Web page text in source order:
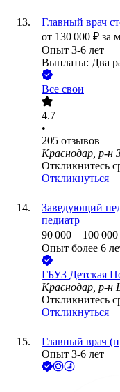
Главный врач
от 130 000 ₽ за
Опыт 3-6 лет
Выплаты: Два
Все свои
4.7
•
205 отзывов
Краснодар, р-н
Откликнитесь
Откликнуться
Заведующий
педиатр
90 000 – 100 000
Опыт более 6
ГБУЗ Детская
Краснодар, р-н
Откликнитесь
Откликнуться
Главный врач
Опыт 3-6 лет